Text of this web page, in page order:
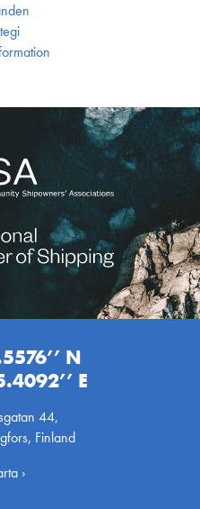
N
E
44,
Finland
›